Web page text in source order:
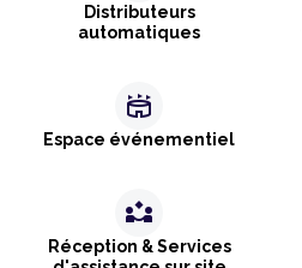
Distributeurs
automatiques
stadium
Espace événementiel
partner_exchange
Réception & Services